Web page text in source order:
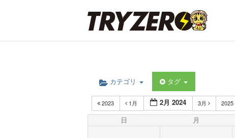
カテゴリ タグ
2023 1月 2月 2024 3月 2025
日 月